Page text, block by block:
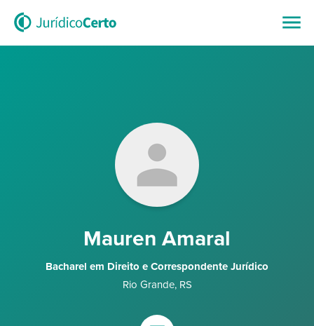
Mauren Amaral
Bacharel em Direito e Correspondente Jurídico
Rio Grande, RS